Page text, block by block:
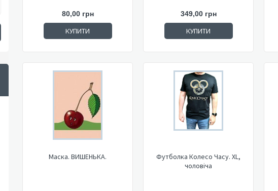
80,00 грн
КУПИТИ
349,00 грн
КУПИТИ
Маска. ВИШЕНЬКА.
Футболка Колесо Часу. XL,
чоловіча